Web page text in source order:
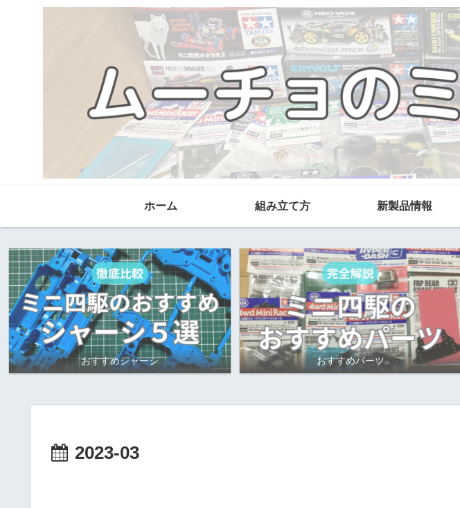
ホーム 組み立て方 新製品情報
おすすめシャーシ おすすめパーツ
2023-03